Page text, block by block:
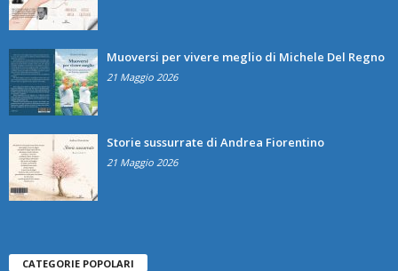
Muoversi per vivere meglio di Michele Del Regno
21 Maggio 2026
Storie sussurrate di Andrea Fiorentino
21 Maggio 2026
CATEGORIE POPOLARI